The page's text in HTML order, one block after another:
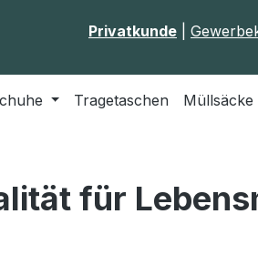
Privatkunde
Tragetaschen Müllsäcke
für